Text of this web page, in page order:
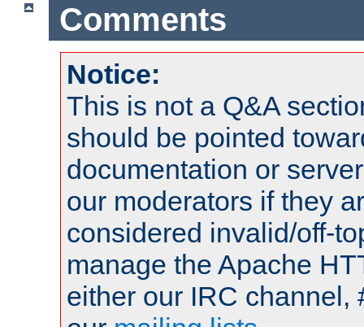
Comments
Notice:
This is not a Q&A
should be pointed
documentation or
our moderators if they
considered invalid/off-
manage the Apache
either our IRC channel,